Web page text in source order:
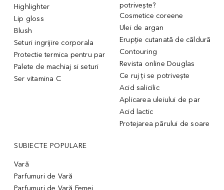
Highlighter
Lip gloss
Blush
Seturi ingrijire corporala
Protectie termica pentru par
Palete de machiaj si seturi
Ser vitamina C
potrivește?
Cosmetice coreene
Ulei de argan
Erupție cutanată de căldură
Contouring
Revista online Douglas
Ce ruj ți se potrivește
Acid salicilic
Aplicarea uleiului de par
Acid lactic
Protejarea părului de soare
SUBIECTE POPULARE
Vară
Parfumuri de Vară
Parfumuri de Vară Femei